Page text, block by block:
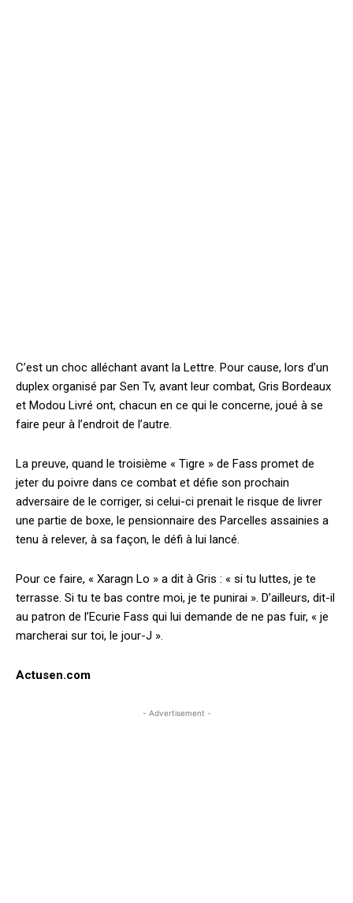
C’est un choc alléchant avant la Lettre. Pour cause, lors d’un
duplex organisé par Sen Tv, avant leur combat, Gris Bordeaux
et Modou Livré ont, chacun en ce qui le concerne, joué à se
faire peur à l’endroit de l’autre.
La preuve, quand le troisième « Tigre » de Fass promet de
jeter du poivre dans ce combat et défie son prochain
adversaire de le corriger, si celui-ci prenait le risque de livrer
une partie de boxe, le pensionnaire des Parcelles assainies a
tenu à relever, à sa façon, le défi à lui lancé.
Pour ce faire, « Xaragn Lo » a dit à Gris : « si tu luttes, je te
terrasse. Si tu te bas contre moi, je te punirai ». D’ailleurs, dit-il
au patron de l’Ecurie Fass qui lui demande de ne pas fuir, « je
marcherai sur toi, le jour-J ».
Actusen.com
- Advertisement -